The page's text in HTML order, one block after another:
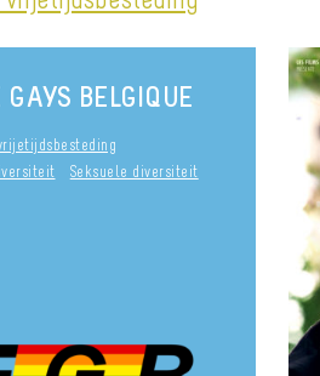
BELGIQUE
Seksuele diversiteit